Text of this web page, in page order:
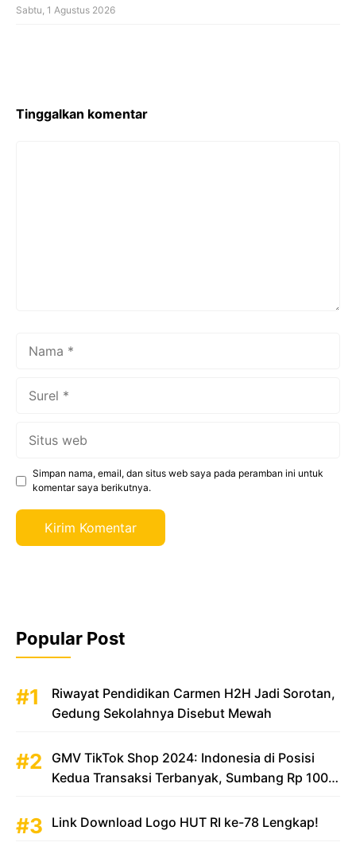
Sabtu, 1 Agustus 2026
Tinggalkan komentar
Simpan nama, email, dan situs web saya pada peramban ini untuk
komentar saya berikutnya.
Popular Post
Riwayat Pendidikan Carmen H2H Jadi Sorotan,
Gedung Sekolahnya Disebut Mewah
GMV TikTok Shop 2024: Indonesia di Posisi
Kedua Transaksi Terbanyak, Sumbang Rp 100
Link Download Logo HUT RI ke-78 Lengkap!